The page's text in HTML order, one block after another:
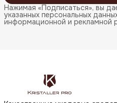
Нажимая «Подписаться», вы
указанных персональных
информационной и рекламной